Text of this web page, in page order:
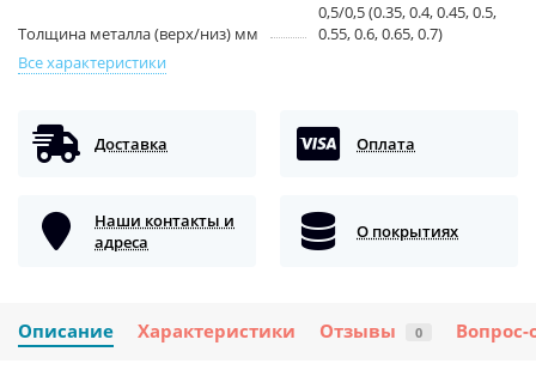
Толщина металла (верх/низ) мм
0,5/0,5 (0.35, 0.4, 0.45, 0.5,
0.55, 0.6, 0.65, 0.7)
Все характеристики
Доставка Оплата
Наши контакты и
адреса
О покрытиях
Описание Характеристики Отзывы 0 Вопрос-